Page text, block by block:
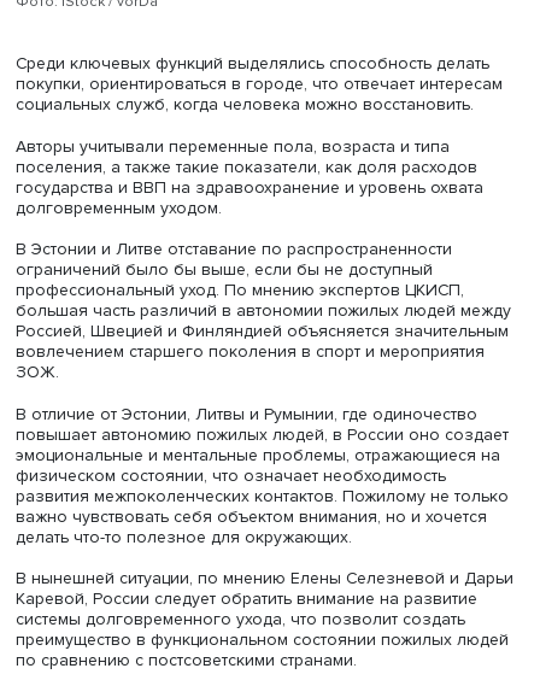
долю граждан, не имеющих ограничений в обычных и
IADL). По этим данным, доля россиян, не имеющих
ограничений, ниже по обоим показателям, причем
увеличивается с возрастом. Однако при
В своем исследовании сотрудники ЦКИСП
данные 8-й общей волны (2019–2020 годы)
по шести странам: Швеции, Финляндии, Латвии, Литве,
и Румынии (от 400 до 1700 респондентов из страны), а
данные 1-й волны (2021 год) Национального
старшего поколения (НИСП), проведенного в России
методологии SHARE.